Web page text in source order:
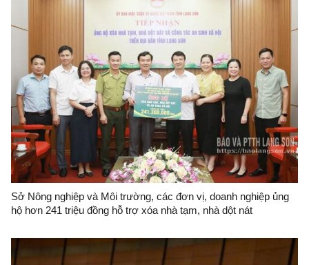
Sở Nông nghiệp và Môi trường, các đơn vị, doanh nghiệp ủng
hộ hơn 241 triệu đồng hỗ trợ xóa nhà tạm, nhà dột nát